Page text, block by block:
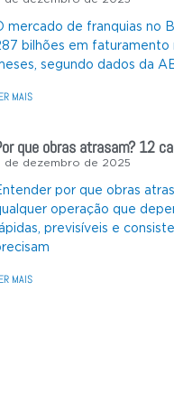
mercado de franquias no
bilhões em faturamento
segundo dados da
MAIS
que obras atrasam? 12
de dezembro de 2025
por que obras
operação que
previsíveis e
MAIS